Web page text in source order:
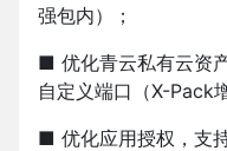
强包内）；
■ 优化青云私有云资
自定义端口（X-Pack
■ 优化应用授权，支